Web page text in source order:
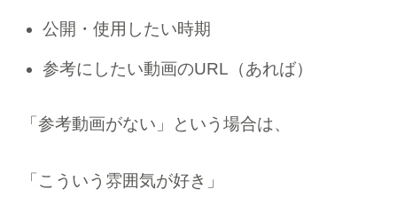
公開・使用したい時期
参考にしたい動画のURL（あれば）
「参考動画がない」という場合は、
「こういう雰囲気が好き」